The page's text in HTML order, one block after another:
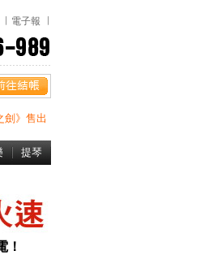
電子報
劍》售出
提琴
！